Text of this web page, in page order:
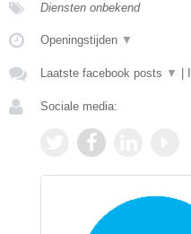
Diensten onbekend
Openingstijden ▼
Laatste facebook posts ▼
Sociale media: